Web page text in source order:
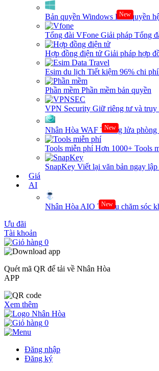
Bản quyền Windows New
Bản quyền
Tổng đài VFone Giải pháp Tổng
Hợp đồng điện tử Giải pháp hợp
Esim du lịch Tiết kiệm 96% chi
Phần mềm Phần mềm bản quyền
VPN Security Giữ riêng tư và truy
Nhân Hòa WAF New
Tường lửa phòng
Tools miễn phíHơn 1000+ Tools
SnapKey Viết lại văn bản ngay
Giá
AI
Nhân Hòa AIO New
Tối ưu chăm sóc
Ưu đãi
Tài khoản
0
Quét mã QR để tải về Nhân Hòa
APP
Xem thêm
0
Đăng nhập
Đăng ký